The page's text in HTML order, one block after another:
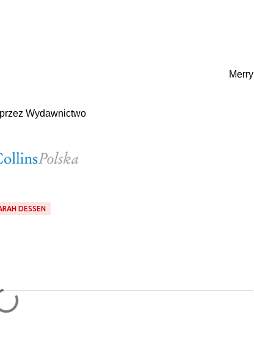
Merry
Wydawnictwo
DESSEN